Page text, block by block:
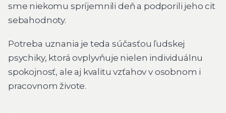
sme niekomu spríjemnili deň a podporili jeho cit
sebahodnoty.
Potreba uznania je teda súčasťou ľudskej
psychiky, ktorá ovplyvňuje nielen individuálnu
spokojnosť, ale aj kvalitu vzťahov v osobnom i
pracovnom živote.